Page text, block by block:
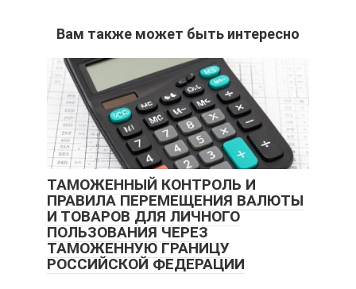
Вам также может быть интересно
ТАМОЖЕННЫЙ КОНТРОЛЬ И
ПРАВИЛА ПЕРЕМЕЩЕНИЯ ВАЛЮТЫ
И ТОВАРОВ ДЛЯ ЛИЧНОГО
ПОЛЬЗОВАНИЯ ЧЕРЕЗ
ТАМОЖЕННУЮ ГРАНИЦУ
РОССИЙСКОЙ ФЕДЕРАЦИИ